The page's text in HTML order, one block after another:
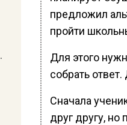
предложил
пройти
Для этого
собрать
Сначала
друг другу, но